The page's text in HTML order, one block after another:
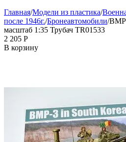
Главная/Модели из пластика/
после 1946г./Бронеавтомобили/
масштаб 1:35 Трубач TR01533
2 205 Р
В корзину